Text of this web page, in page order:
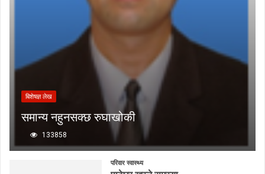
बिशेषज्ञ लेख
समान्य नहुनसक्छ रुघाखोकी
133858
परिवार स्वास्थ्य